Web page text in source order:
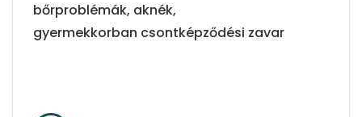
bőrproblémák, aknék,
gyermekkorban csontképződési zavar